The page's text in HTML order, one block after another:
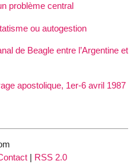
problème central
ou autogestion
de Beagle entre l’Argentine et
apostolique, 1er-6 avril 1987
| RSS 2.0